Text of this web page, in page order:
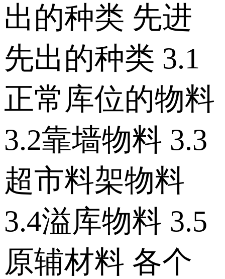
出的种类 先进
先出的种类 3.1
正常库位的物料
3.2靠墙物料 3.3
超市料架物料
3.4溢库物料 3.5
原辅材料 各个